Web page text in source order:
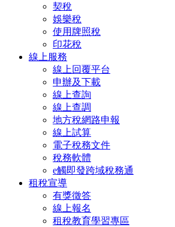
契稅
娛樂稅
使用牌照稅
印花稅
線上服務
線上回覆平台
申辦及下載
線上查詢
線上查調
地方稅網路申報
線上試算
電子稅務文件
稅務軟體
e觸即發跨域稅務通
租稅宣導
有獎徵答
線上報名
租稅教育學習專區